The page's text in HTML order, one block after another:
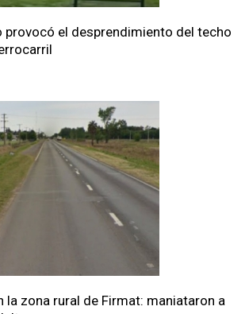
provocó el desprendimiento del techo
la zona rural de Firmat: maniataron a